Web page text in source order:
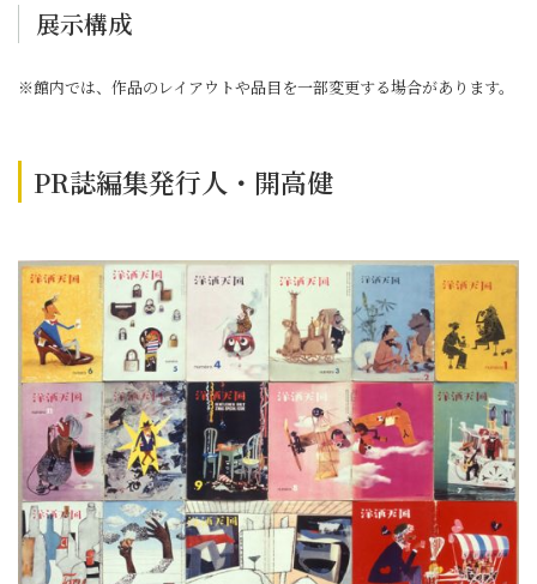
展示構成
※館内では、作品のレイアウトや品目を一部変更する場合があります。
PR誌編集発行人・開高健